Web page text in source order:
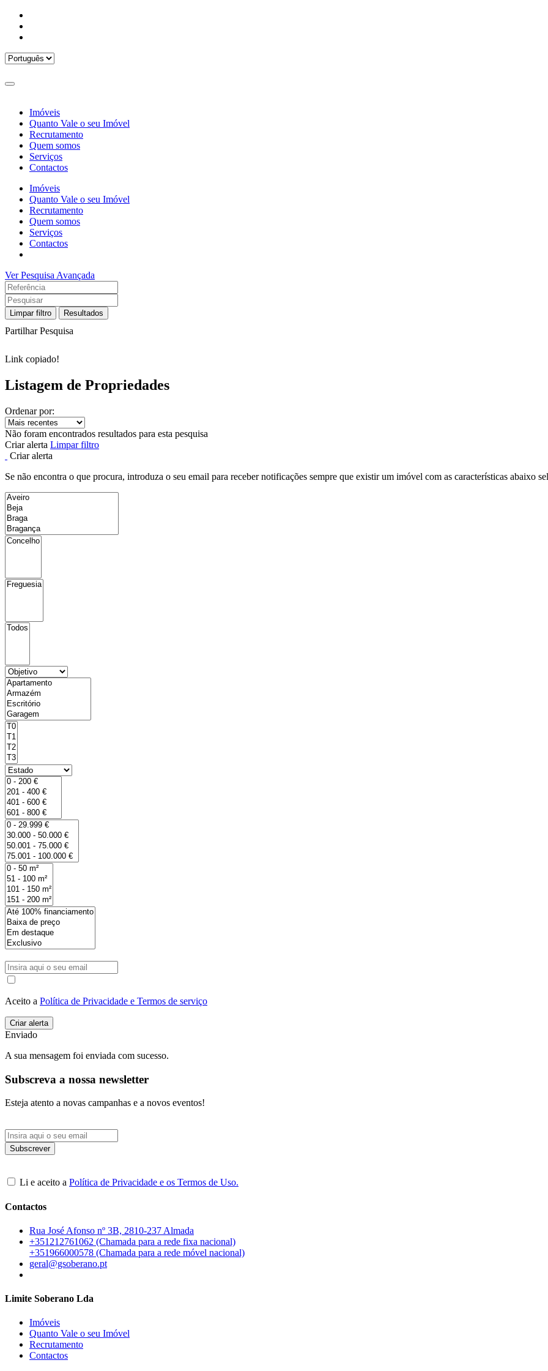
Imóveis
Quanto Vale o seu Imóvel
Recrutamento
Quem somos
Serviços
Contactos
Imóveis
Quanto Vale o seu Imóvel
Recrutamento
Quem somos
Serviços
Contactos
Ver Pesquisa Avançada
Limpar filtro Resultados
Partilhar Pesquisa
Link copiado!
Listagem de Propriedades
Ordenar por:
Não foram encontrados resultados para esta pesquisa
Criar alerta Limpar filtro
Criar alerta
Se não encontra o que procura, introduza o seu email para receber notificações sempre que existir um imóvel com as características abaixo
Aceito a Política de Privacidade e Termos de serviço
Enviado
A sua mensagem foi enviada com sucesso.
Subscreva a nossa newsletter
Esteja atento a novas campanhas e a novos eventos!
Li e aceito a Política de Privacidade e os Termos de Uso.
Contactos
Rua José Afonso nº 3B, 2810-237 Almada
+351212761062 (Chamada para a rede fixa nacional)
+351966000578 (Chamada para a rede móvel nacional)
geral@gsoberano.pt
Limite Soberano Lda
Imóveis
Quanto Vale o seu Imóvel
Recrutamento
Contactos